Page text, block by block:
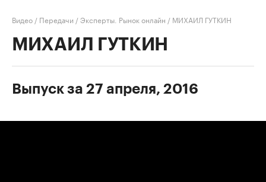
Видео / Передачи /Эксперты. Рынок онлайн / МИХАИЛ ГУТКИН
МИХАИЛ ГУТКИН
Выпуск за 27 апреля, 2016